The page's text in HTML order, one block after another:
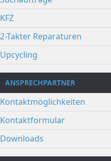
KFZ
2-Takter Reparaturen
Upcycling
ANSPRECHPARTNER
Kontaktmöglichkeiten
Kontaktformular
Downloads